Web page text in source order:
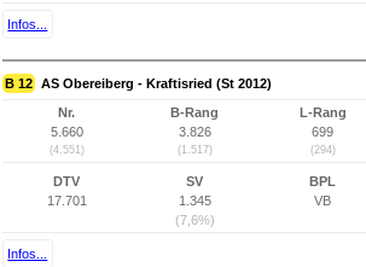
Infos...
B 12 AS Obereiberg - Kraftisried (St 2012)
Nr.
5.660
(4.551)
B-Rang
3.826
(1.517)
L-Rang
699
(294)
DTV
17.701
SV
1.345
(7,6%)
BPL
VB
Infos...